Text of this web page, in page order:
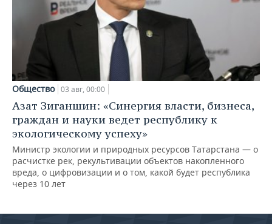
Общество 03 авг, 00:00
Азат Зиганшин: «Синергия власти, бизнеса,
граждан и науки ведет республику к
экологическому успеху»
Министр экологии и природных ресурсов Татарстана — о
расчистке рек, рекультивации объектов накопленного
вреда, о цифровизации и о том, какой будет республика
через 10 лет